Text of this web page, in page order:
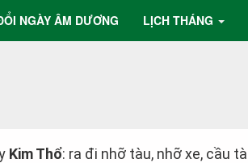
NGÀY ÂM DƯƠNG LỊCH THÁNG
Kim Thổ: ra đi nhỡ tàu, nhỡ xe, cầu